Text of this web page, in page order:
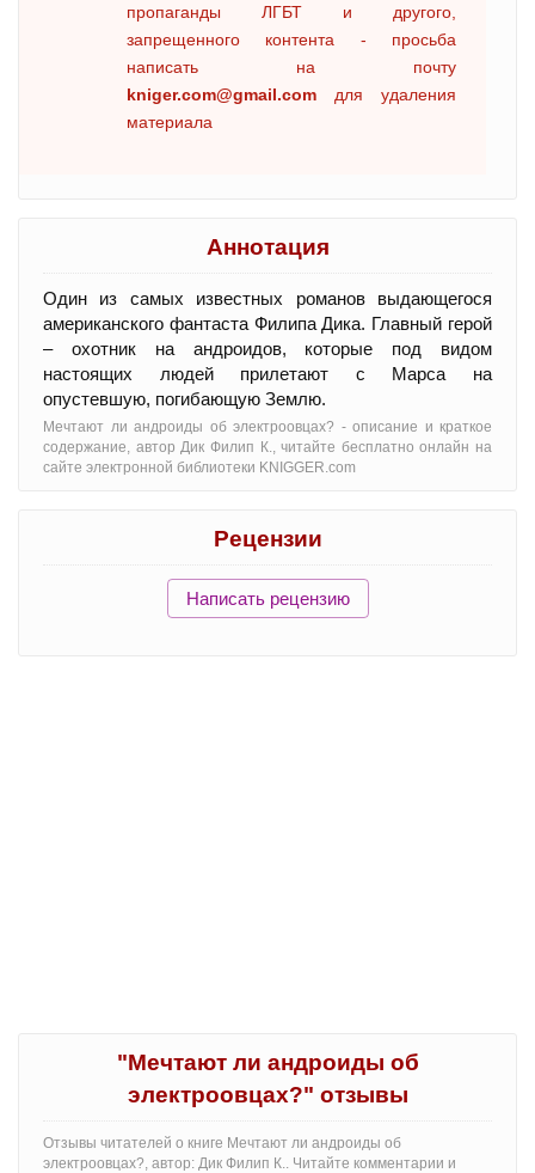
пропаганды ЛГБТ и другого,
запрещенного контента - просьба
написать на почту
kniger.com@gmail.com для удаления
материала
Аннотация
Один из самых известных романов выдающегося
американского фантаста Филипа Дика. Главный герой
– охотник на андроидов, которые под видом
настоящих людей прилетают с Марса на
опустевшую, погибающую Землю.
Мечтают ли андроиды об электроовцах? - oписание и краткое
содержание, автор Дик Филип К., читайте бесплатно онлайн на
сайте электронной библиотеки KNIGGER.com
Рецензии
Написать рецензию
"Мечтают ли андроиды об
электроовцах?" отзывы
Отзывы читателей о книге Мечтают ли андроиды об
электроовцах?, автор: Дик Филип К.. Читайте комментарии и